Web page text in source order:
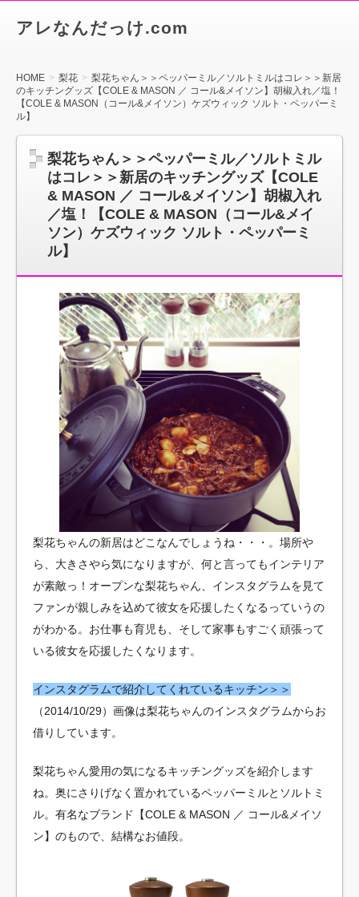
アレなんだっけ.com
HOME 梨花
梨花ちゃん＞＞ペッパーミル／ソルトミルはコレ＞＞新居
のキッチングッズ【COLE & MASON ／ コール&メイソン】胡椒入れ／塩！
【COLE & MASON（コール&メイソン）ケズウィック ソルト・ペッパーミ
ル】
梨花ちゃん＞＞ペッパーミル／ソルトミル
はコレ＞＞新居のキッチングッズ【COLE
& MASON ／ コール&メイソン】胡椒入れ
／塩！【COLE & MASON（コール&メイ
ソン）ケズウィック ソルト・ペッパーミ
ル】
梨花ちゃんの新居はどこなんでしょうね・・・。場所や
ら、大きさやら気になりますが、何と言ってもインテリア
が素敵っ！オープンな梨花ちゃん、インスタグラムを見て
ファンが親しみを込めて彼女を応援したくなるっていうの
がわかる。お仕事も育児も、そして家事もすごく頑張って
いる彼女を応援したくなります。
インスタグラムで紹介してくれているキッチン＞＞
（2014/10/29）画像は梨花ちゃんのインスタグラムからお
借りしています。
梨花ちゃん愛用の気になるキッチングッズを紹介します
ね。奥にさりげなく置かれているペッパーミルとソルトミ
ル。有名なブランド【COLE & MASON ／ コール&メイソ
ン】のもので、結構なお値段。